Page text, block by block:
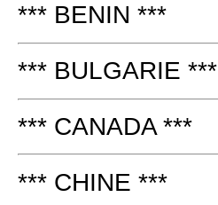
*** BENIN ***
*** BULGARIE ***
*** CANADA ***
*** CHINE ***